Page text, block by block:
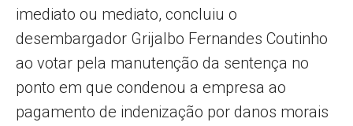
imediato ou mediato, concluiu o
desembargador Grijalbo Fernandes Coutinho
ao votar pela manutenção da sentença no
ponto em que condenou a empresa ao
pagamento de indenização por danos morais